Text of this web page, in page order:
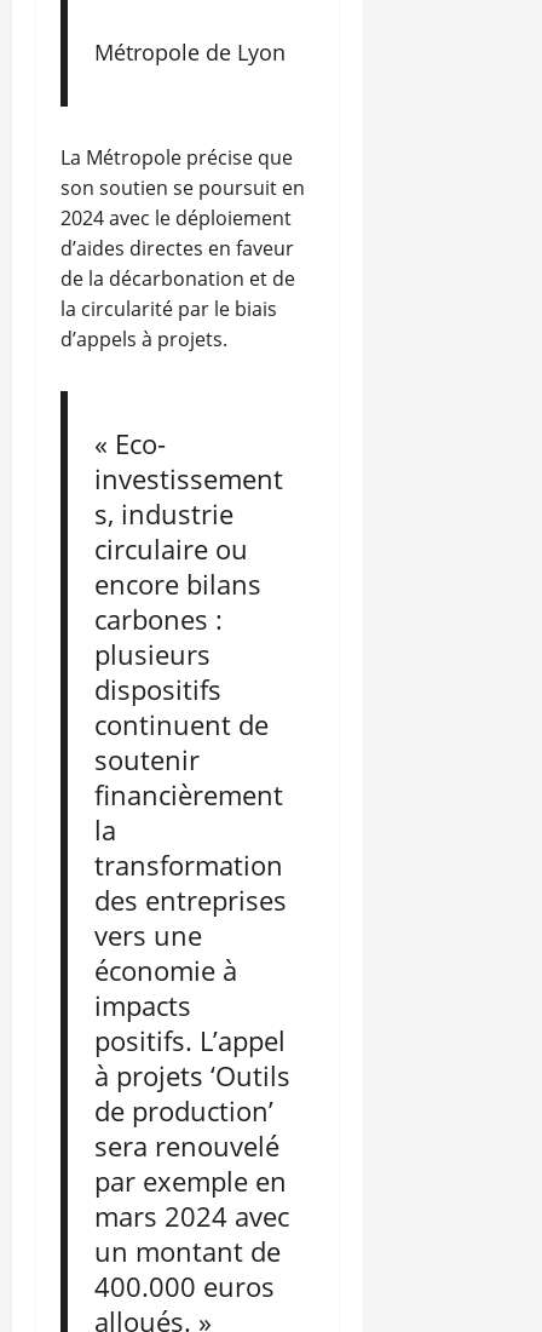
Métropole de Lyon
La Métropole précise que
son soutien se poursuit en
2024 avec le déploiement
d’aides directes en faveur
de la décarbonation et de
la circularité par le biais
d’appels à projets.
« Eco-
investissement
s, industrie
circulaire ou
encore bilans
carbones :
plusieurs
dispositifs
continuent de
soutenir
financièrement
la
transformation
des entreprises
vers une
économie à
impacts
positifs. L’appel
à projets ‘Outils
de production’
sera renouvelé
par exemple en
mars 2024 avec
un montant de
400.000 euros
alloués. »